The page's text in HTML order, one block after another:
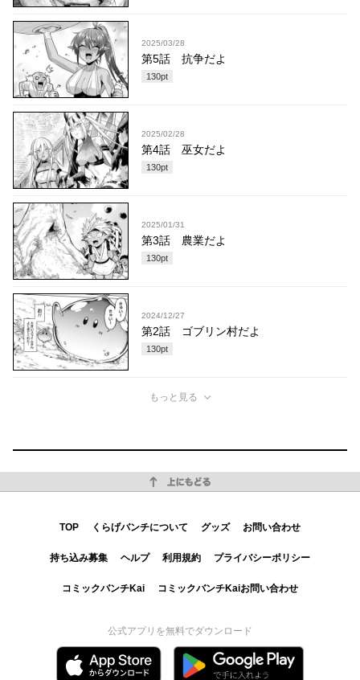
2025/03/28
第5話 抗争だよ
130pt
2025/02/28
第4話 巫女だよ
130pt
2025/01/31
第3話 農業だよ
130pt
2024/12/27
第2話 ゴブリン村だよ
130pt
もっと見る
TOP くらげバンチについて グッズ お問い合わせ
持ち込み募集 ヘルプ 利用規約 プライバシーポリシー
コミックバンチKai コミックバンチKaiお問い合わせ
公式アプリを無料でダウンロード